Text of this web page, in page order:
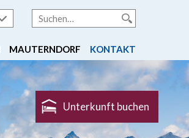
MAUTERNDORF KONTAKT
Unterkunft buchen